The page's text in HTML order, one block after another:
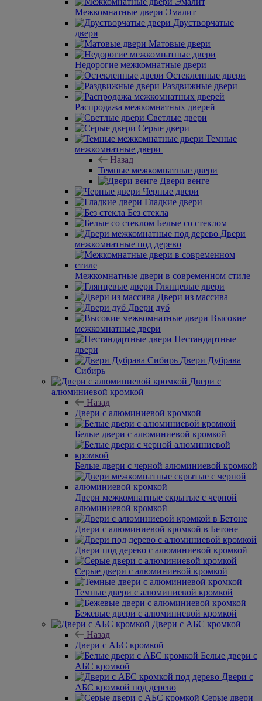
Межкомнатные двери Эмалит
Двустворчатые
двери
Матовые двери
Недорогие межкомнатные двери
Остекленные двери
Раздвижные двери
Распродажа межкомнатных дверей
Светлые двери
Серые двери
Темные
межкомнатные двери
Назад
Темные межкомнатные двери
Двери венге
Черные двери
Гладкие двери
Без стекла
Белые со стеклом
Двери
межкомнатные под дерево
Межкомнатные двери в современном стиле
Глянцевые двери
Двери из массива
Двери дуб
Высокие
межкомнатные двери
Нестандартные
двери
Двери Дубрава
Сибирь
Двери с
алюминиевой кромкой
Назад
Двери с алюминиевой кромкой
Белые двери с алюминиевой кромкой
Белые двери с черной алюминиевой кромкой
Двери межкомнатные скрытые с черной
алюминиевой кромкой
Двери с алюминиевой кромкой в Бетоне
Двери под дерево с алюминиевой кромкой
Серые двери с алюминиевой кромкой
Темные двери с алюминиевой кромкой
Бежевые двери с алюминиевой кромкой
Двери с АБС кромкой
Назад
Двери с АБС кромкой
Белые двери с
АБС кромкой
Двери с
АБС кромкой под дерево
Серые двери